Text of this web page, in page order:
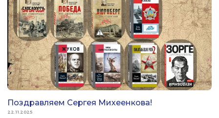
Поздравляем Сергея Михеенкова!
22.11.2025